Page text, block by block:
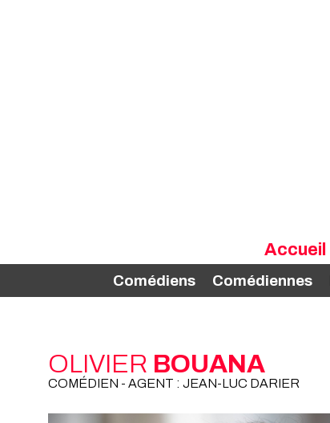
Accueil
Comédiens Comédiennes
OLIVIER BOUANA
COMÉDIEN - AGENT : JEAN-LUC DARIER